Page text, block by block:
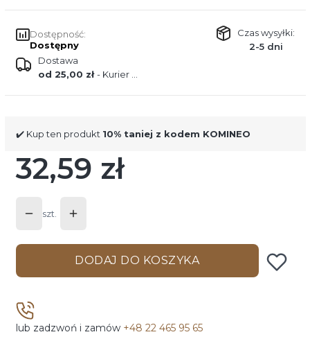
Dostępność:
Dostępny
Czas wysyłki:
2-5 dni
Dostawa
od 25,00 zł- Kurier DPD
✔️ Kup ten produkt 10% taniej z kodem KOMINEO
Cena
32,59 zł
szt.
DODAJ DO KOSZYKA
lub zadzwoń i zamów +48 22 465 95 65